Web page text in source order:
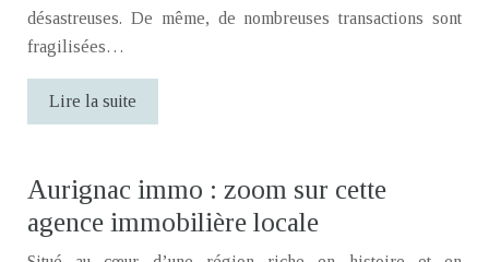
désastreuses. De même, de nombreuses transactions sont
fragilisées…
Lire la suite
Aurignac immo : zoom sur cette
agence immobilière locale